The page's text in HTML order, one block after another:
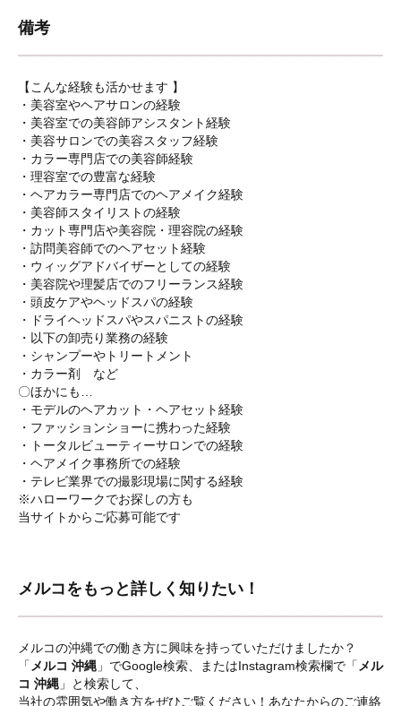
備考
【こんな経験も活かせます 】
・美容室やヘアサロンの経験
・美容室での美容師アシスタント経験
・美容サロンでの美容スタッフ経験
・カラー専門店での美容師経験
・理容室での豊富な経験
・ヘアカラー専門店でのヘアメイク経験
・美容師スタイリストの経験
・カット専門店や美容院・理容院の経験
・訪問美容師でのヘアセット経験
・ウィッグアドバイザーとしての経験
・美容院や理髪店でのフリーランス経験
・頭皮ケアやヘッドスパの経験
・ドライヘッドスパやスパニストの経験
・以下の卸売り業務の経験
・シャンプーやトリートメント
・カラー剤 など
〇ほかにも…
・モデルのヘアカット・ヘアセット経験
・ファッションショーに携わった経験
・トータルビューティーサロンでの経験
・ヘアメイク事務所での経験
・テレビ業界での撮影現場に関する経験
※ハローワークでお探しの方も
当サイトからご応募可能です
メルコをもっと詳しく知りたい！
メルコの沖縄での働き方に興味を持っていただけましたか？
「 メルコ 沖縄 」でGoogle検索、またはInstagram検索欄で「 メル
コ 沖縄 」と検索して、
当社の雰囲気や働き方をぜひご覧ください！あなたからのご連絡